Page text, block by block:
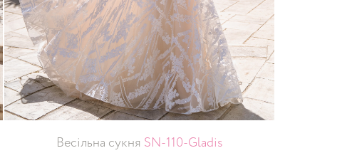
Весільна сукня SN-110-Gladis